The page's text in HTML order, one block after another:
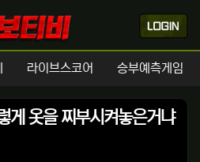
라이브스코어 승부예측게임
게 옷을 찌부시켜놓은거냐